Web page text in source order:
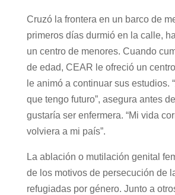
Cruzó la frontera en un barco de
primeros días durmió en la calle,
un centro de menores. Cuando
de edad, CEAR le ofreció un
le animó a continuar sus estudios.
que tengo futuro”, asegura antes
gustaría ser enfermera. “Mi vida
volviera a mi país”.
La ablación o mutilación genital
de los motivos de persecución de
refugiadas por género. Junto a